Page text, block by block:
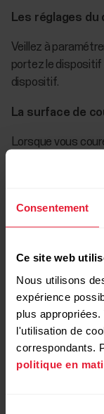
Consentement
Ce site web
Nous utilisons
expérience
plus
l'utilisation de
correspondants.
politique en
Les réglages
Veillez à
portez le dispositif
dispositif.
La surface de
Lorsque vous
valeurs
de celles
selon la surface
distance
poignet ne
que lorsqu'elles
l'impression
distance sont
physiques
examinez si